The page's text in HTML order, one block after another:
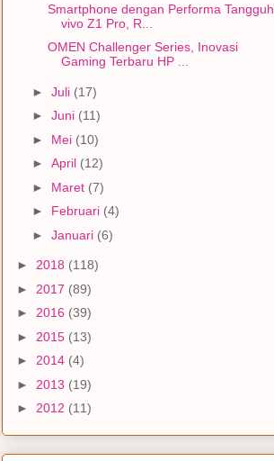
Smartphone dengan Performa Tangguh,
vivo Z1 Pro, R...
OMEN Challenger Series, Inovasi
Gaming Terbaru HP ...
► Juli (17)
► Juni (11)
► Mei (10)
► April (12)
► Maret (7)
► Februari (4)
► Januari (6)
► 2018 (118)
► 2017 (89)
► 2016 (39)
► 2015 (13)
► 2014 (4)
► 2013 (19)
► 2012 (11)